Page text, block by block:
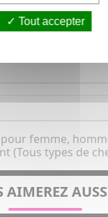
femme,
(Tous types de
AIMEREZ
Tout accepter